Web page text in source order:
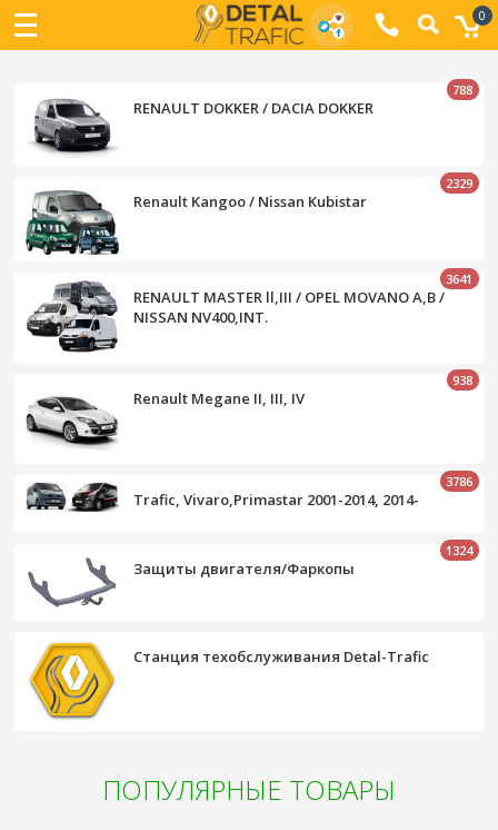
0
RENAULT DOKKER / DACIA DOKKER
788
Renault Kangoo / Nissan Kubistar
2329
RENAULT MASTER ll,III / OPEL MOVANO A,B /
NISSAN NV400,INT.
3641
Renault Megane II, III, IV
938
Trafic, Vivaro,Primastar 2001-2014, 2014-
3786
Защиты двигателя/Фаркопы
1324
Станция техобслуживания Detal-Trafic
ПОПУЛЯРНЫЕ ТОВАРЫ